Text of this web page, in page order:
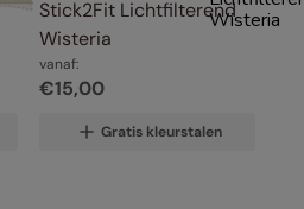
Stick2Fit Lichtfilterend
Wisteria
vanaf:
€15,00
Gratis kleurstalen